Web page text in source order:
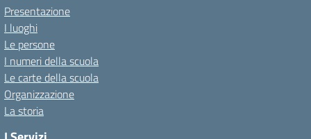
Presentazione
I luoghi
Le persone
I numeri della scuola
Le carte della scuola
Organizzazione
La storia